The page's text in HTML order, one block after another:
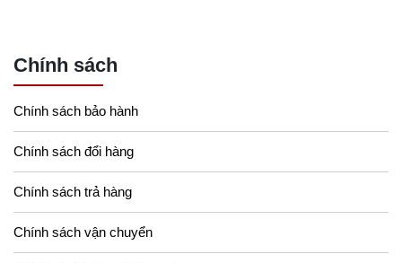
Chính sách
Chính sách bảo hành
Chính sách đổi hàng
Chính sách trả hàng
Chính sách vận chuyển